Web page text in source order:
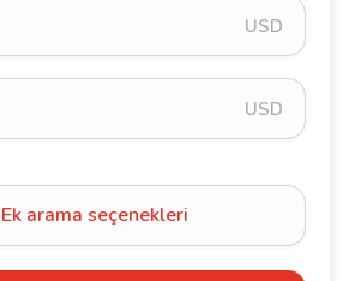
USD
USD